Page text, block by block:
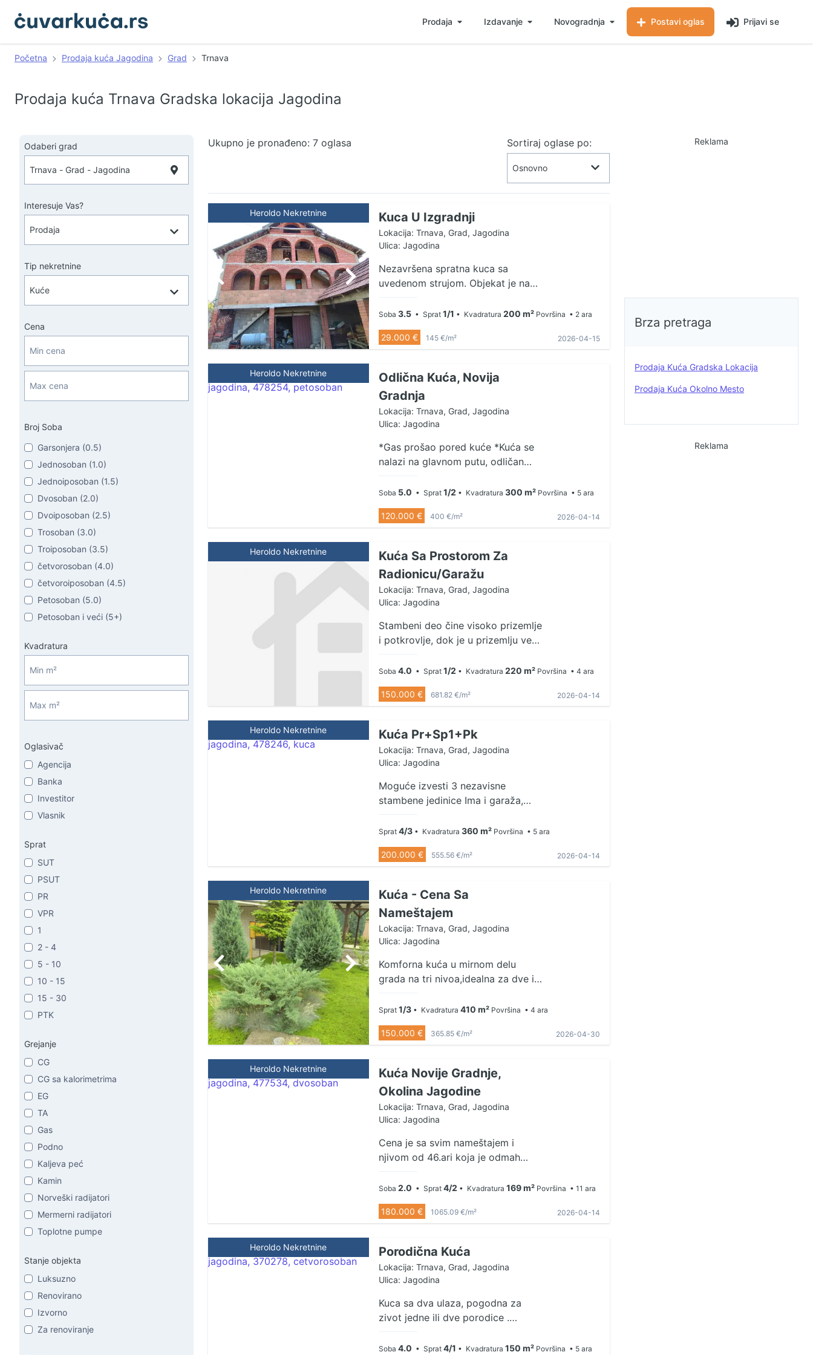
Prodaja Izdavanje Novogradnja Postavi oglas Prijavi se
Početna Prodaja kuća Jagodina Grad Trnava
Prodaja kuća Trnava Gradska lokacija Jagodina
Odaberi grad
Interesuje Vas?
Tip nekretnine
Cena
Broj Soba
Garsonjera (0.5)
Jednosoban (1.0)
Jednoiposoban (1.5)
Dvosoban (2.0)
Dvoiposoban (2.5)
Trosoban (3.0)
Troiposoban (3.5)
četvorosoban (4.0)
četvoroiposoban (4.5)
Petosoban (5.0)
Petosoban i veći (5+)
Kvadratura
Oglasivač
Agencija
Banka
Investitor
Vlasnik
Sprat
SUT
PSUT
PR
VPR
1
2 - 4
5 - 10
10 - 15
15 - 30
PTK
Grejanje
CG
CG sa kalorimetrima
EG
TA
Gas
Podno
Kaljeva peć
Kamin
Norveški radijatori
Mermerni radijatori
Toplotne pumpe
Stanje objekta
Luksuzno
Renovirano
Izvorno
Za renoviranje
Ukupno je pronađeno: 7 oglasa Sortiraj oglase po:
Heroldo Nekretnine Kuca U Izgradnji
Lokacija: Trnava, Grad, Jagodina
Ulica: Jagodina
Nezavršena spratna kuca sa
uvedenom strujom. Objekat je na
moguce je da zive dve porodice
odvojeno. Vlasnici raspoloženi za
svaki dogovor.
Soba 3.5• Sprat 1/1 • Kvadratura 200 m²Površina • 2 ara
29.000 € 145 €/m² 2026-04-15
Heroldo Nekretnine
Odlična Kuća, Novija
Gradnja
Lokacija: Trnava, Grad, Jagodina
Ulica: Jagodina
*Gas prošao pored kuće *Kuća se
nalazi na glavnom putu, odličan
u super stanju
Soba 5.0 • Sprat 1/2 • Kvadratura 300 m²Površina • 5 ara
120.000 € 400 €/m² 2026-04-14
Heroldo Nekretnine
Kuća Sa Prostorom Za
Radionicu/Garažu
Lokacija: Trnava, Grad, Jagodina
Ulica: Jagodina
Stambeni deo čine visoko prizemlje
i potkrovlje, dok je u prizemlju veći
radionicu. Grejanje struja, gas,
mogućnost za čvrsto gorivo
Soba 4.0 • Sprat 1/2 • Kvadratura 220 m²Površina • 4 ara
150.000 € 681.82 €/m² 2026-04-14
Heroldo Nekretnine Kuća Pr+Sp1+Pk
Lokacija: Trnava, Grad, Jagodina
Ulica: Jagodina
Moguće izvesti 3 nezavisne
stambene jedinice Ima i garaža,
useljiva kuća Grejanje u celoj kuci
(CG)
Sprat 4/3• Kvadratura 360 m²Površina • 5 ara
200.000 € 555.56 €/m² 2026-04-14
Heroldo Nekretnine
Kuća - Cena Sa
Nameštajem
Lokacija: Trnava, Grad, Jagodina
Ulica: Jagodina
Komforna kuća u mirnom delu
grada na tri nivoa,idealna za dve ili
objekat veličine garsonjere.Grejanje
je na gas,unutrašnja i spoljna
izolacija.Cena je sa kompletnim
065/8222-441 035/8222-441
Sprat 1/3• Kvadratura 410 m²Površina • 4 ara
150.000 € 365.85 €/m² 2026-04-30
Heroldo Nekretnine
Kuća Novije Gradnje,
Okolina Jagodine
Lokacija: Trnava, Grad, Jagodina
Ulica: Jagodina
Cena je sa svim nameštajem i
njivom od 46.ari koja je odmah
2008.godine, izolacija, fasada,
asfalt do kuće(2 km od centra
grada), grejanje na gas i sanitarna
trofazna struja, hidrofor, gradska
voda, kanalizacija i sengrup.I
kompletan nameštaj ulazi u cenu.
Plac lepog, četvrtastog oblika. U
donjem delu je poslovni prostor, a
na spratu stambeni koji se sastoji
boravka,kuhinje sa trpezarijom,
Soba 2.0 • Sprat 4/2 • Kvadratura 169 m²Površina • 11 ara
180.000 € 1065.09 €/m² 2026-04-14
Heroldo Nekretnine Porodična Kuća
Lokacija: Trnava, Grad, Jagodina
Ulica: Jagodina
Kuca sa dva ulaza, pogodna za
zivot jedne ili dve porodice .
cetiri spavace sobe, kupatilo. Ista
Soba 4.0 • Sprat 4/1 • Kvadratura 150 m²Površina • 5 ara
Reklama
Brza pretraga
Prodaja Kuća Gradska Lokacija
Prodaja Kuća Okolno Mesto
Reklama